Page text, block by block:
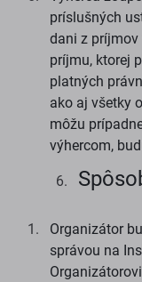
príslušných
dani z príjmov
príjmu, ktorej
platných
ako aj všetky
môžu
výhercom,
Organizátor
správou na